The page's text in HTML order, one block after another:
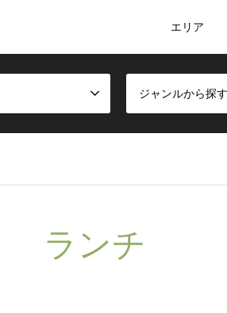
エリア
ジャンルから探す
ランチ